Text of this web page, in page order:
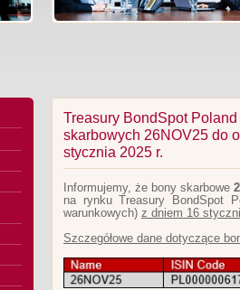
Treasury BondSpot
skarbowych 26NOV25 do
stycznia 2025 r.
Informujemy, że bony skarbowe
na rynku Treasury BondSpot
warunkowych) z dniem 16
Szczegółowe dane dotyczące